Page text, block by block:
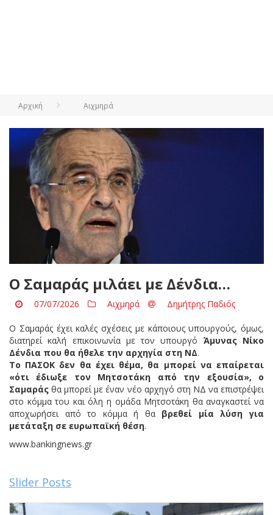
Αρχική Αιχμηρά
Ο Σαμαράς μιλάει με Δένδια…
07/07/2026 Αιχμηρά Δημήτρης Παδιός
Ο Σαμαράς έχει καλές σχέσεις με κάποιους υπουργούς, όμως,
διατηρεί καλή επικοινωνία με τον υπουργό Άμυνας Νίκο
Δένδια που θα ήθελε την αρχηγία στη ΝΔ.
Το ΠΑΣΟΚ δεν θα έχει θέμα, θα μπορεί να επαίρεται
«ότι έδιωξε τον Μητσοτάκη από την εξουσία», ο
Σαμαράς θα μπορεί με έναν νέο αρχηγό στη ΝΔ να επιστρέψει
στο κόμμα του και όλη η ομάδα Μητσοτάκη θα αναγκαστεί να
αποχωρήσει από το κόμμα ή θα βρεθεί μία λύση για
μετάταξη σε ευρωπαϊκή θέση.
www.bankingnews.gr
Slider Posts